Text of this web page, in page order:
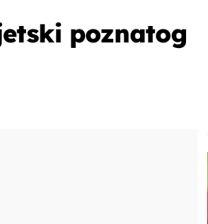
poznatog